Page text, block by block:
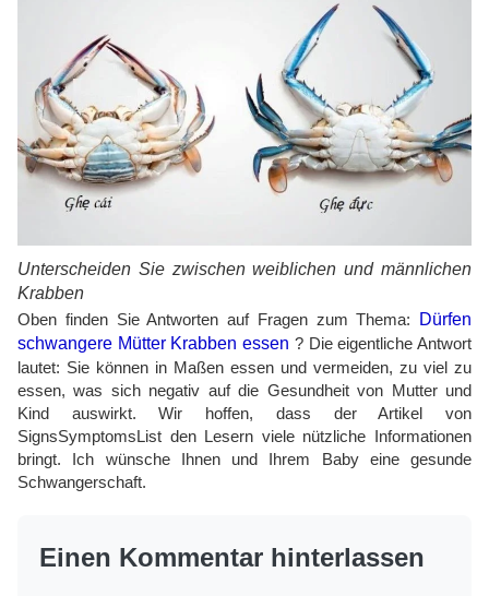
Unterscheiden Sie zwischen weiblichen und männlichen
Krabben
Oben finden Sie Antworten auf Fragen zum Thema:
Dürfen
schwangere Mütter Krabben essen ? Die eigentliche Antwort
lautet: Sie können in Maßen essen und vermeiden, zu viel zu
essen, was sich negativ auf die Gesundheit von Mutter und
Kind auswirkt. Wir hoffen, dass der Artikel von
SignsSymptomsList den Lesern viele nützliche Informationen
bringt. Ich wünsche Ihnen und Ihrem Baby eine gesunde
Schwangerschaft.
Einen Kommentar hinterlassen